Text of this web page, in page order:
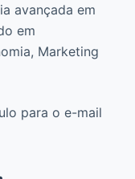
avançada em
em
Marketing
para o e-mail